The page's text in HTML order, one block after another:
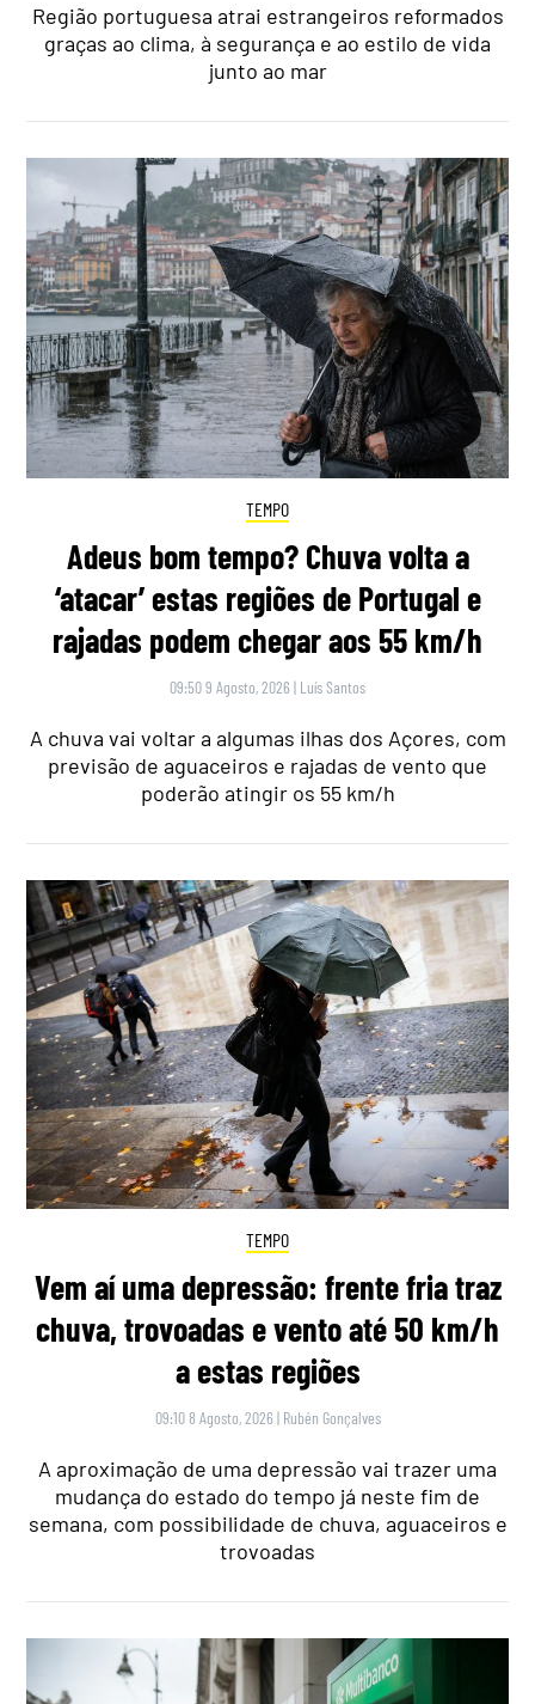
Região portuguesa atrai estrangeiros reformados
graças ao clima, à segurança e ao estilo de vida
junto ao mar
TEMPO
Adeus bom tempo? Chuva volta a
‘atacar’ estas regiões de Portugal e
rajadas podem chegar aos 55 km/h
09:50 9 Agosto, 2026 | Luís Santos
A chuva vai voltar a algumas ilhas dos Açores, com
previsão de aguaceiros e rajadas de vento que
poderão atingir os 55 km/h
TEMPO
Vem aí uma depressão: frente fria traz
chuva, trovoadas e vento até 50 km/h
a estas regiões
09:10 8 Agosto, 2026 | Rubén Gonçalves
A aproximação de uma depressão vai trazer uma
mudança do estado do tempo já neste fim de
semana, com possibilidade de chuva, aguaceiros e
trovoadas